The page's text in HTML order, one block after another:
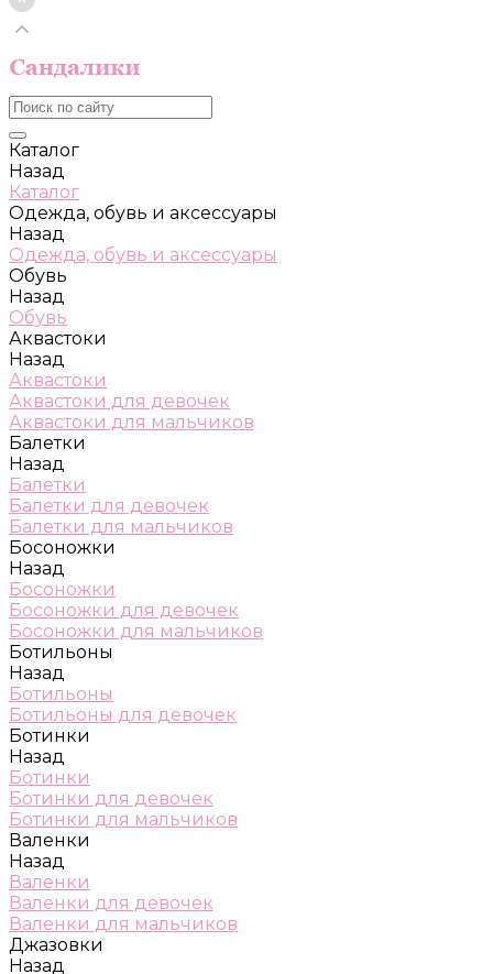
Каталог
Назад
Каталог
Одежда, обувь и аксессуары
Назад
Одежда, обувь и аксессуары
Обувь
Назад
Обувь
Аквастоки
Назад
Аквастоки
Аквастоки для девочек
Аквастоки для мальчиков
Балетки
Назад
Балетки
Балетки для девочек
Балетки для мальчиков
Босоножки
Назад
Босоножки
Босоножки для девочек
Босоножки для мальчиков
Ботильоны
Назад
Ботильоны
Ботильоны для девочек
Ботинки
Назад
Ботинки
Ботинки для девочек
Ботинки для мальчиков
Валенки
Назад
Валенки
Валенки для девочек
Валенки для мальчиков
Джазовки
Назад